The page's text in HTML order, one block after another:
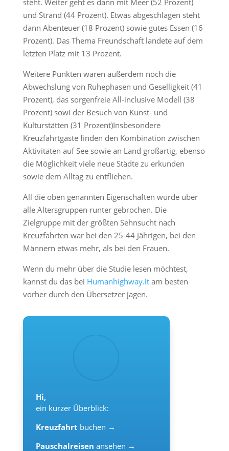
steht. Weiter geht es dann mit Meer (52 Prozent)
und Strand (44 Prozent). Etwas abgeschlagen steht
dann Abenteuer (18 Prozent) sowie gutes Essen (16
Prozent). Das Thema Freundschaft landete auf dem
letzten Platz mit 13 Prozent.
Weitere Punkten waren außerdem noch die
Abwechslung von Ruhephasen und Geselligkeit (41
Prozent), das sorgenfreie All-inclusive Modell (38
Prozent) sowi der Besuch von Kunst- und
Kulturstätten (31 Prozent)Insbesondere
Kreuzfahrtgäste finden den Kombination zwischen
Aktivitäten auf See sowie an Land großartig, ebenso
die Möglichkeit viele neue Städte zu erkunden
sowie dem Alltag zu entfliehen.
All die oben genannten Eigenschaften wurde über
alle Altersgruppen runter gebrochen. Die
Zielgruppe mit der größten Sehnsucht nach
Kreuzfahrten war bei den 25-44 Jährigen, bei den
Männern etwas mehr, als bei den Frauen.
Wenn du mehr über die Studie lesen möchtest,
kannst du das bei Humanhighway.itam besten
vorher durch den Übersetzer jagen.
Hi,
ein kurzer Überblick:
Kreuzfahrt buchen →
Pauschalreisen ansehen →